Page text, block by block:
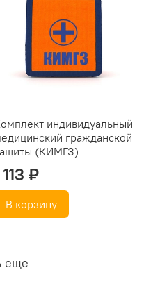
индивидуальный
гражданской
(КИМГЗ)
113 ₽
В корзину
еще